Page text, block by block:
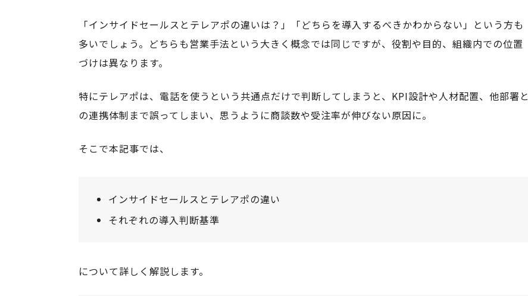
「インサイドセールスとテレアポの違いは？」「どちらを導入するべきかわからない」という方も
多いでしょう。どちらも営業手法という大きく概念では同じですが、役割や目的、組織内での位置
づけは異なります。
特にテレアポは、電話を使うという共通点だけで判断してしまうと、KPI設計や人材配置、他部署と
の連携体制まで誤ってしまい、思うように商談数や受注率が伸びない原因に。
そこで本記事では、
インサイドセールスとテレアポの違い
それぞれの導入判断基準
について詳しく解説します。